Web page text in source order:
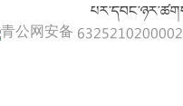
青公网安备